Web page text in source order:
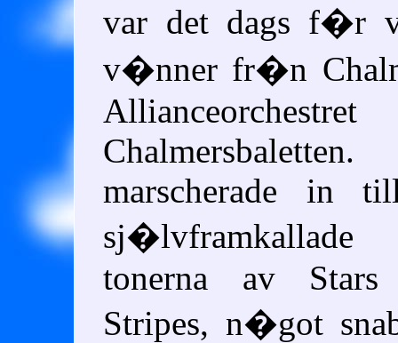
var det dags f�r
v�nner fr�n
Allianceorchestret
marscherade in
sj�lvframkallade
tonerna av Stars
Stripes, n�got